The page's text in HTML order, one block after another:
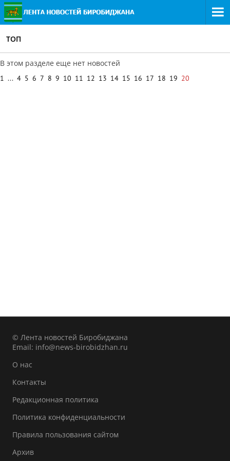
ТОП
В этом разделе еще нет новостей
1 ... 4 5 6 7 8 9 10 11 12 13 14 15 16 17 18 19 20
© Лента новостей Биробиджана
Email: info@news-birobidzhan.ru
О нас
Контакты
Редакционная политика
Политика конфиденциальности
Правила пользования сайтом
Архив